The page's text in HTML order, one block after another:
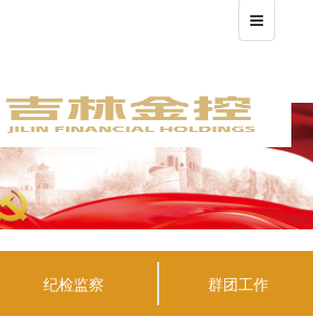
纪检监察 群团工作